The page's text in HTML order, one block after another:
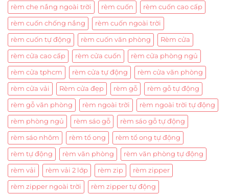
rèm che nắng ngoài trời rèm cuốn rèm cuốn cao cấp
rèm cuốn chống nắng rèm cuốn ngoài trời
rèm cuốn tự động rèm cuốn văn phòng Rèm cửa
rèm cửa cao cấp rèm cửa cuốn rèm cửa phòng ngủ
rèm cửa tphcm rèm cửa tự động rèm cửa văn phòng
rèm cửa vải Rèm cửa đẹp rèm gỗ rèm gỗ tự động
rèm gỗ văn phòng rèm ngoài trời rèm ngoài trời tự động
rèm phòng ngủ rèm sáo gỗ rèm sáo gỗ tự động
rèm sáo nhôm rèm tổ ong rèm tổ ong tự động
rèm tự động rèm văn phòng rèm văn phòng tự động
rèm vải rèm vải 2 lớp rèm zip rèm zipper
rèm zipper ngoài trời rèm zipper tự động